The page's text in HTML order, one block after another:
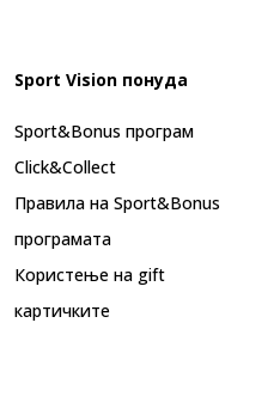
Sport Vision понуда
Sport&Bonus програм
Click&Collect
Правила на Sport&Bonus
програмата
Користење на gift
картичките